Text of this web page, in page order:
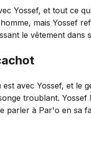
Yossef, et tout ce
mais Yossef
le vêtement
est avec Yossef, et le
troublant.
parler à Par'o en sa